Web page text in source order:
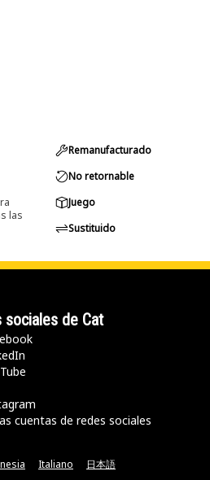
las
Remanufacturado
No retornable
Juego
Sustituido
sociales de Cat
cuentas de redes sociales
Italiano 日本語